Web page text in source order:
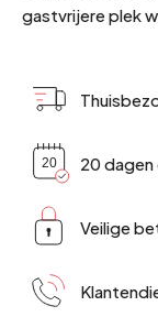
gastvrijere plek
20
Veilige